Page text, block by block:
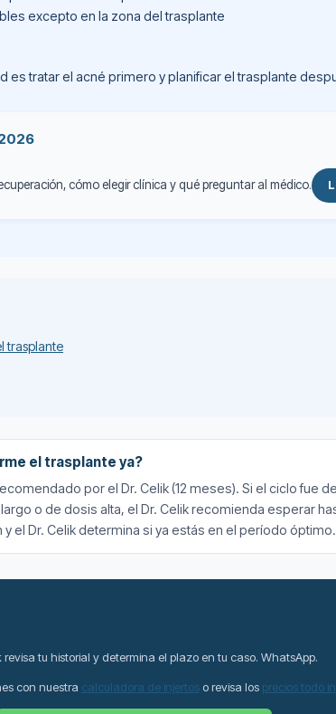
excepto en la zona del trasplante
es tratar el acné primero y planificar el trasplante
cómo elegir clínica y qué preguntar al médico.
trasplante
el trasplante ya?
por el Dr. Celik (12 meses). Si el ciclo fue
o de dosis alta, el Dr. Celik recomienda esperar
el Dr. Celik determina si ya estás en el período óptimo.
revisa tu historial y determina el plazo en tu caso. WhatsApp.
con nuestra calculadora de injertoso revisa los precios todo